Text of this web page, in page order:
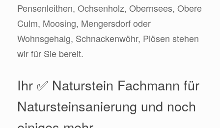
Pensenleithen, Ochsenholz, Obernsees, Obere
Culm, Moosing, Mengersdorf oder
Wohnsgehaig, Schnackenwöhr, Plösen stehen
wir für Sie bereit.
Ihr ✅ Naturstein Fachmann für
Natursteinsanierung und noch